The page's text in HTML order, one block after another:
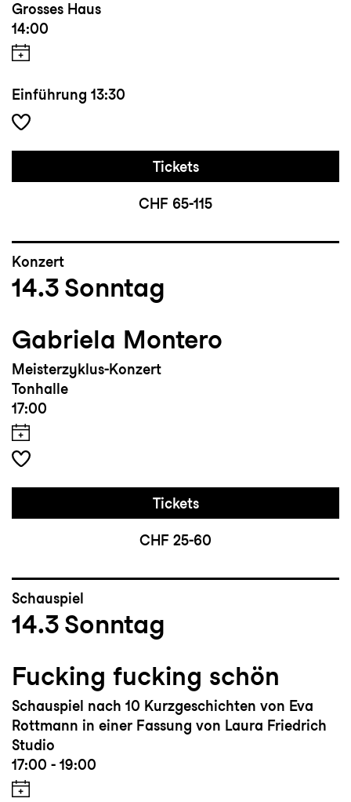
Grosses Haus
14:00
Einführung 13:30
Tickets
CHF 65-115
Konzert
14.3 Sonntag
Gabriela Montero
Meisterzyklus-Konzert
Tonhalle
17:00
Tickets
CHF 25-60
Schauspiel
14.3 Sonntag
Fucking fucking schön
Schauspiel nach 10 Kurzgeschichten von Eva
Rottmann in einer Fassung von Laura Friedrich
Studio
17:00 - 19:00